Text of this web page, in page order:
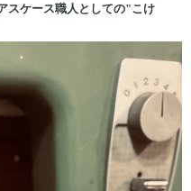
スケース職人としての"こけ